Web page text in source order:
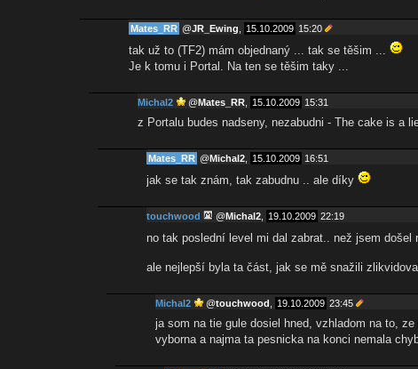
Mates_RR @JR_Ewing 15.10.2009 15:20
tak už to (TF2) mám objednaný ... tak se těšim ...
Je k tomu i Portal. Na ten se těšim taky ...
Michal2 @Mates_RR 15.10.2009 15:31
z Portalu budes nadseny, nezabudni - The cake is a
Mates_RR @Michal2 15.10.2009 16:51
jak se tak znám, tak zabudnu .. ale díky
touchwood @Michal2 19.10.2009 22:19
no tak poslední level mi dal zabrat.. než jsem
ale nejlepší byla ta část, jak se mě snažili
Michal2 @touchwood 19.10.2009 23:45
ja som na tie gule dosiel hned, vzhladom na to,
vyborna a najma ta pesnicka na konci nemala